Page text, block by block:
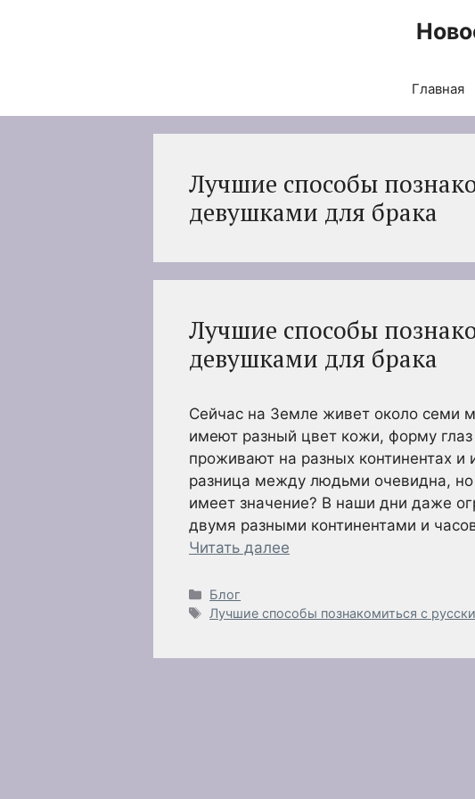
Главная
Лучшие способы
девушками для брака
Лучшие способы
девушками для брака
Сейчас на Земле живет около семи
имеют разный цвет кожи, форму глаз
проживают на разных континентах
разница между людьми очевидна,
имеет значение? В наши дни даже
двумя разными континентами и
Читать далее
Рубрики
Блог
Метки
Лучшие способы познакомиться с